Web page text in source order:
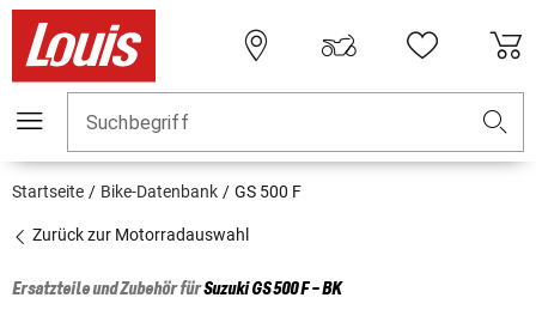
Suchbegriff
Startseite Bike-Datenbank GS 500 F
Zurück zur Motorradauswahl
Ersatzteile und Zubehör fürSuzukiGS 500 F - BK